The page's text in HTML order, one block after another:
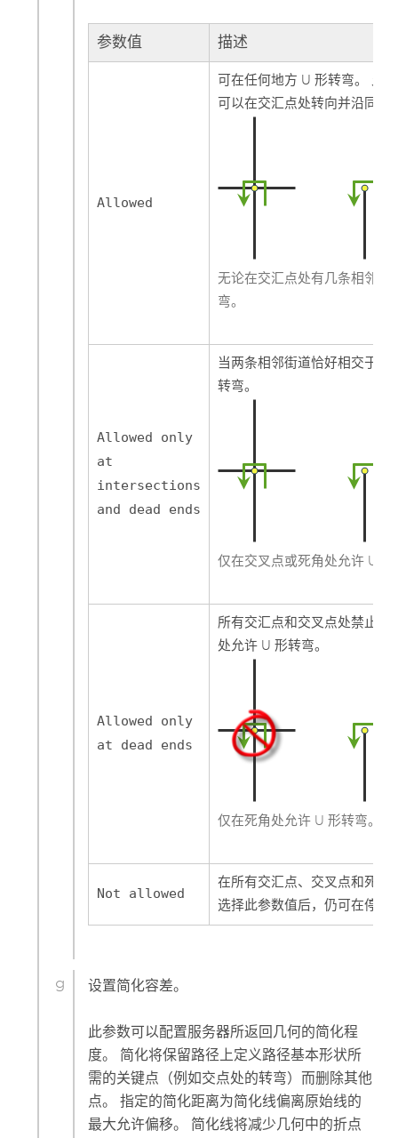
参数值 描述
Allowed
可在任何地方 U 形转弯。 允
可以在交汇点处转向并沿同一
无论在交汇点处有几条相邻街
弯。
Allowed only
at
intersections
and dead ends
当两条相邻街道恰好相交于交
转弯。
仅在交叉点或死角处允许 U
Allowed only
at dead ends
所有交汇点和交叉点处禁止 U
处允许 U 形转弯。
仅在死角处允许 U 形转弯。
Not allowed
在所有交汇点、交叉点和死角
选择此参数值后，仍可在停靠
设置简化容差。
此参数可以配置服务器所返回几何的简化程
度。 简化将保留路径上定义路径基本形状所
需的关键点（例如交点处的转弯）而删除其他
点。 指定的简化距离为简化线偏离原始线的
最大允许偏移。 简化线将减少几何中的折点